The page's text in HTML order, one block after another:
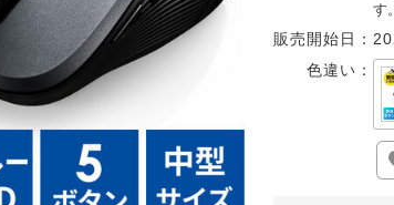
す。
販売開始日：
色違い：